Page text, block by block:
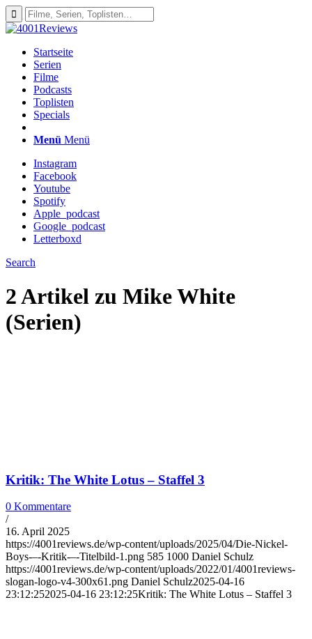
Startseite
Serien
Filme
Podcasts
Toplisten
Specials
Menü Menü
Instagram
Facebook
Youtube
Spotify
Apple_podcast
Google_podcast
Letterboxd
Search
2 Artikel zu Mike White
(Serien)
Kritik: The White Lotus – Staffel 3
0 Kommentare
/
16. April 2025
https://4001reviews.de/wp-content/uploads/2025/04/Die-Nickel-
Boys-–-Kritik-–-Titelbild-1.png 585 1000 Daniel Schulz
https://4001reviews.de/wp-content/uploads/2022/01/4001reviews-
slogan-logo-v4-300x61.png Daniel Schulz2025-04-16
23:12:252025-04-16 23:12:25Kritik: The White Lotus – Staffel 3